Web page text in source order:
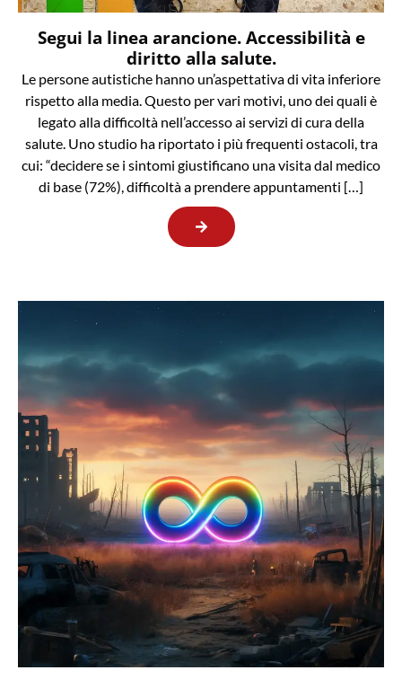
Segui la linea arancione. Accessibilità e
diritto alla salute.
Le persone autistiche hanno un’aspettativa di vita inferiore
rispetto alla media. Questo per vari motivi, uno dei quali è
legato alla difficoltà nell’accesso ai servizi di cura della
salute. Uno studio ha riportato i più frequenti ostacoli, tra
cui: “decidere se i sintomi giustificano una visita dal medico
di base (72%), difficoltà a prendere appuntamenti […]